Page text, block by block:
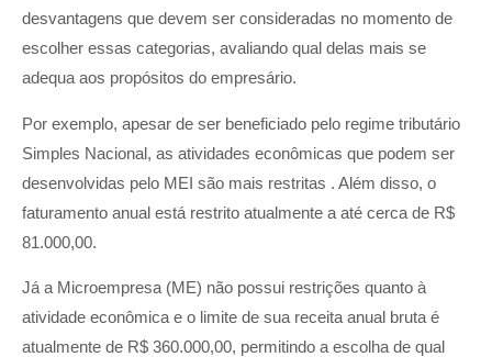
desvantagens que devem ser consideradas no momento de
escolher essas categorias, avaliando qual delas mais se
adequa aos propósitos do empresário.
Por exemplo, apesar de ser beneficiado pelo regime tributário
Simples Nacional, as atividades econômicas que podem ser
desenvolvidas pelo MEI são mais restritas . Além disso, o
faturamento anual está restrito atualmente a até cerca de R$
81.000,00.
Já a Microempresa (ME) não possui restrições quanto à
atividade econômica e o limite de sua receita anual bruta é
atualmente de R$ 360.000,00, permitindo a escolha de qual